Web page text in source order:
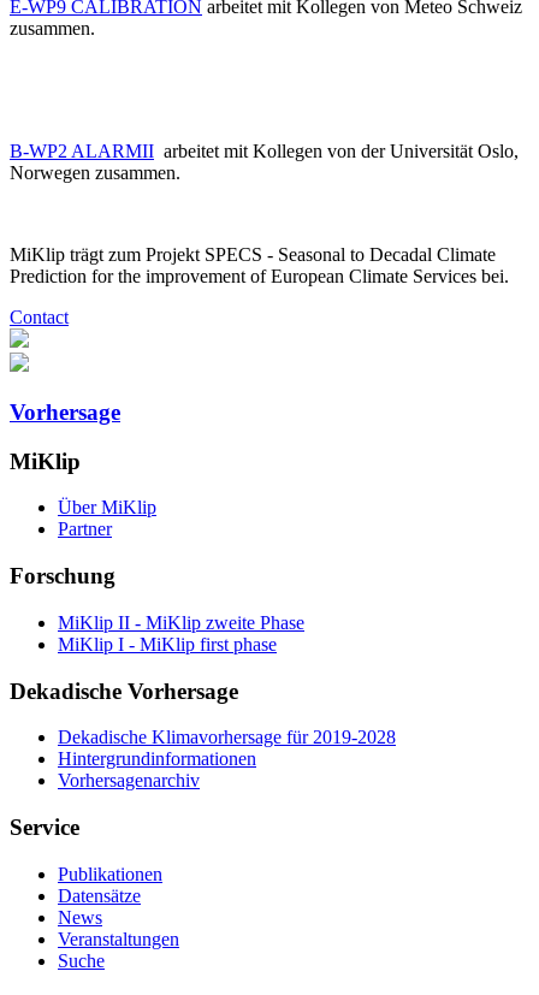
E-WP9 CALIBRATION arbeitet mit Kollegen von Meteo Schweiz
zusammen.
B-WP2 ALARMII arbeitet mit Kollegen von der Universität Oslo,
Norwegen zusammen.
MiKlip trägt zum Projekt SPECS - Seasonal to Decadal Climate
Prediction for the improvement of European Climate Services bei.
Contact
Vorhersage
MiKlip
Über MiKlip
Partner
Forschung
MiKlip II - MiKlip zweite Phase
MiKlip I - MiKlip first phase
Dekadische Vorhersage
Dekadische Klimavorhersage für 2019-2028
Hintergrundinformationen
Vorhersagenarchiv
Service
Publikationen
Datensätze
News
Veranstaltungen
Suche